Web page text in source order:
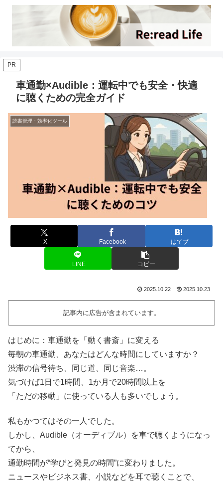
PR
車通勤×Audible：運転中でも安全・快適
に聴くための完全ガイド
読書管理・効率化ツール
X Facebook はてブ
LINE コピー
2025.10.22 2025.10.23
記事内に広告が含まれています。
はじめに：車通勤を「動く書斎」に変える
毎朝の車通勤、あなたはどんな時間にしていますか？
渋滞の信号待ち、同じ道、同じ音楽…。
気づけば1日で1時間、1か月で20時間以上を
「ただの移動」に使っている人も多いでしょう。
私もかつてはその一人でした。
しかし、Audible（オーディブル）を車で聴くようになっ
てから、
通勤時間が“学びと発見の時間”に変わりました。
ニュースやビジネス書、小説などを耳で聴くことで、